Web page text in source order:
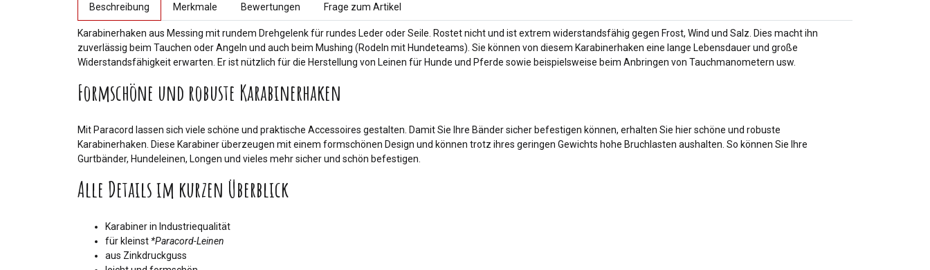
Beschreibung Merkmale Bewertungen Frage zum Artikel
Karabinerhaken aus Messing mit rundem Drehgelenk für rundes Leder oder Seile. Rostet nicht und ist extrem widerstandsfähig gegen Frost, Wind und Salz. Dies macht ihn
zuverlässig beim Tauchen oder Angeln und auch beim Mushing (Rodeln mit Hundeteams). Sie können von diesem Karabinerhaken eine lange Lebensdauer und große
Widerstandsfähigkeit erwarten. Er ist nützlich für die Herstellung von Leinen für Hunde und Pferde sowie beispielsweise beim Anbringen von Tauchmanometern usw.
Formschöne und robuste Karabinerhaken
Mit Paracord lassen sich viele schöne und praktische Accessoires gestalten. Damit Sie Ihre Bänder sicher befestigen können, erhalten Sie hier schöne und robuste
Karabinerhaken. Diese Karabiner überzeugen mit einem formschönen Design und können trotz ihres geringen Gewichts hohe Bruchlasten aushalten. So können Sie Ihre
Gurtbänder, Hundeleinen, Longen und vieles mehr sicher und schön befestigen.
Alle Details im kurzen Überblick
Karabiner in Industriequalität
für kleinst *Paracord-Leinen
aus Zinkdruckguss